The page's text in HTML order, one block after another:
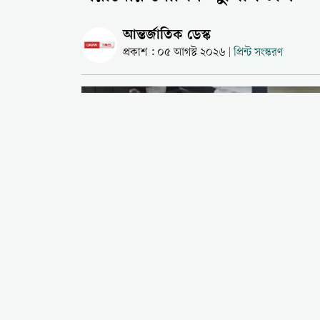
আন্তর্জাতিক ডেস্ক
প্রকাশ : ০৫ আগস্ট ২০২৬ প্রিন্ট সংস্করণ